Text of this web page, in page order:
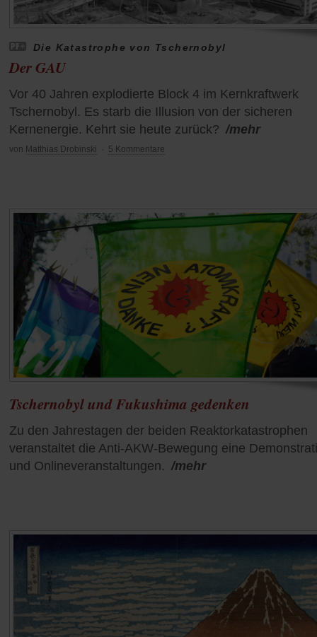
Die Katastrophe von Tschernobyl
Der GAU
Vor 40 Jahren explodierte Block 4 im Kernkraftwerk
Tschernobyl. Es starb die Illusion von der sicheren
Kernenergie. Kehrt sie heute zurück? /mehr
von Matthias Drobinski 5 Kommentare
Tschernobyl und Fukushima gedenken
Zu den Jahrestagen der beiden Reaktorkatastrophen
veranstaltet die Anti-AKW-Bewegung eine
und Onlineveranstaltungen. /mehr